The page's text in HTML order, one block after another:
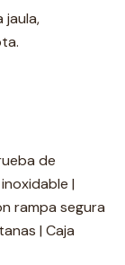
jaula,
de
|
rampa segura
| Caja